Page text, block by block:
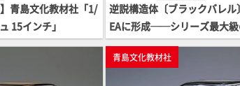
青島文化教材社「1/
15インチ」
逆説構造体〔ブラックバレ
EAに形成──シリーズ最大級
ターの手で組み上げろ！『
der』より、シールダー「マ
ライト」がPLAMATEAシリー
青島文化教材社